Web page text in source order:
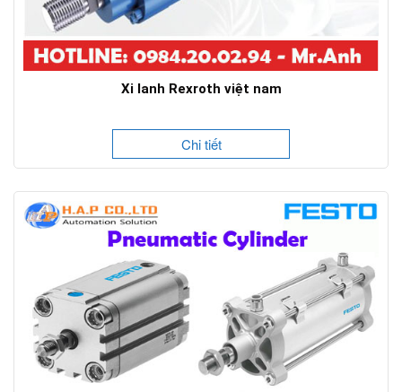
Xi lanh Rexroth việt nam
Chi tiết